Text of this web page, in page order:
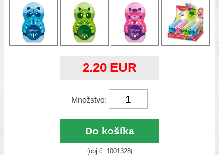
2.20 EUR
Množstvo:
Do košíka
(obj.č. 1001328)